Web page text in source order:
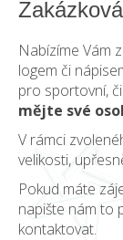
Nabízíme Vám
logem či
pro sportovní,
mějte své
V rámci
velikosti,
Pokud máte
napište nám to
kontaktovat.